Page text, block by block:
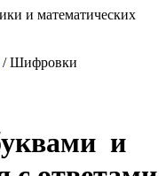
и математических
/Шифровки
и